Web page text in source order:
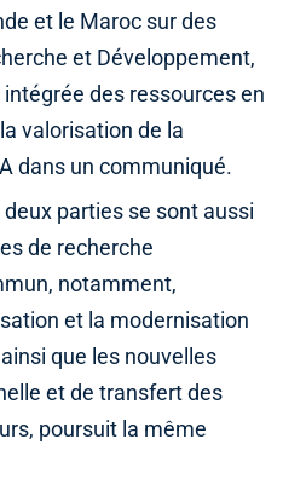
et le Maroc sur des
et Développement,
des ressources en
valorisation de la
dans un communiqué.
parties se sont aussi
de recherche
notamment,
et la modernisation
que les nouvelles
et de transfert des
poursuit la même